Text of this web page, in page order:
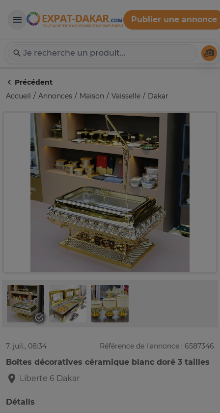
Expat-Dakar
Publier une annonce
Précédent
Accueil
Annonces Maison Vaisselle Dakar
7. juil., 08:34 Référence de l'annonce : 6587346
Boîtes décoratives céramique blanc doré 3 tailles
Liberte 6 Dakar
Détails